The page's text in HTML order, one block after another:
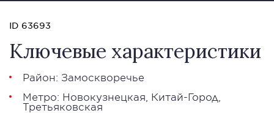
ID 63693
Ключевые характеристики
Район: Замоскворечье
Метро: Новокузнецкая Китай-Город
Третьяковская